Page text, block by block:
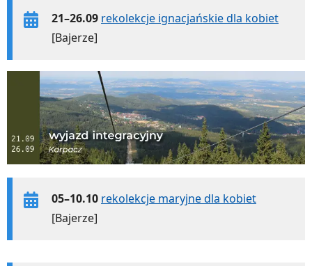
21–26.09 rekolekcje ignacjańskie dla kobiet
[Bajerze]
05–10.10 rekolekcje maryjne dla kobiet
[Bajerze]